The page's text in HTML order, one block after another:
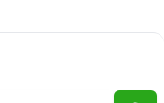
Loft